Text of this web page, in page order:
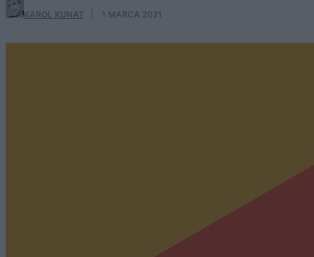
KAROL KUNAT 1 MARCA 2021